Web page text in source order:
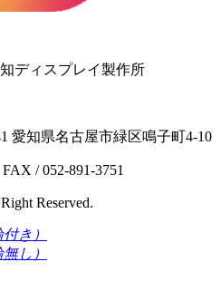
ディスプレイ製作所
愛知県名古屋市緑区鳴子町4-10
/ 052-891-3751
Reserved.
付き）
無し）